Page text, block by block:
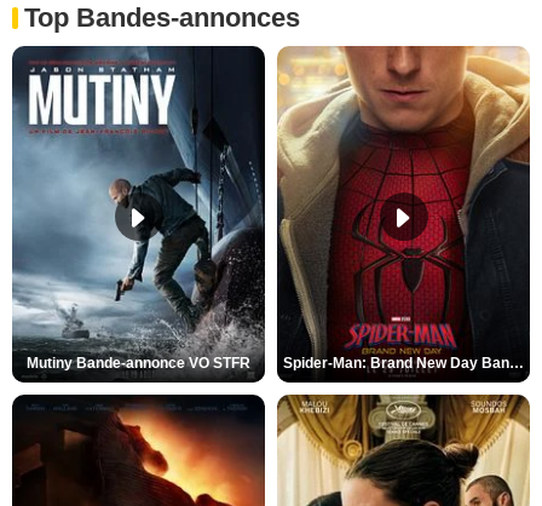
Top Bandes-annonces
Mutiny Bande-annonce VO STFR Spider-Man: Brand New Day Bande-annonce VO STFR